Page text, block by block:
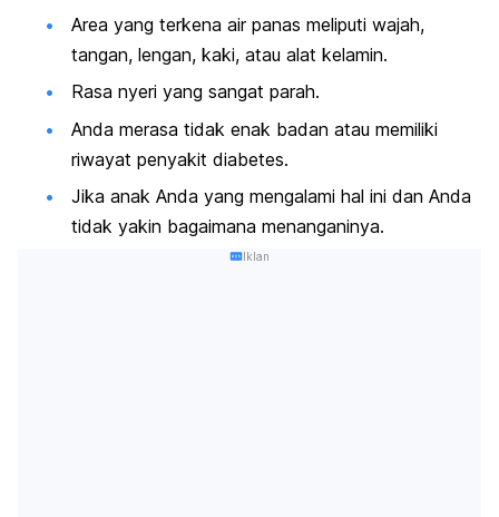
Area yang terkena air panas meliputi wajah,
tangan, lengan, kaki, atau alat kelamin.
Rasa nyeri yang sangat parah.
Anda merasa tidak enak badan atau memiliki
riwayat penyakit diabetes.
Jika anak Anda yang mengalami hal ini dan Anda
tidak yakin bagaimana menanganinya.
Iklan